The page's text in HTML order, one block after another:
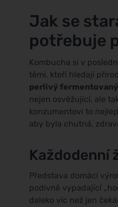
Jak se
potřebuje
Kombucha si v
těmi, kteří hledají
perlivý
nejen osvěžující, ale
konzumentovi to
aby byla chutná,
Každodenní
Představa domácí
podivně vypadající
daleko víc než jen